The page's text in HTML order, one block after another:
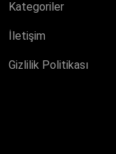
Kategoriler
İletişim
Gizlilik Politikası